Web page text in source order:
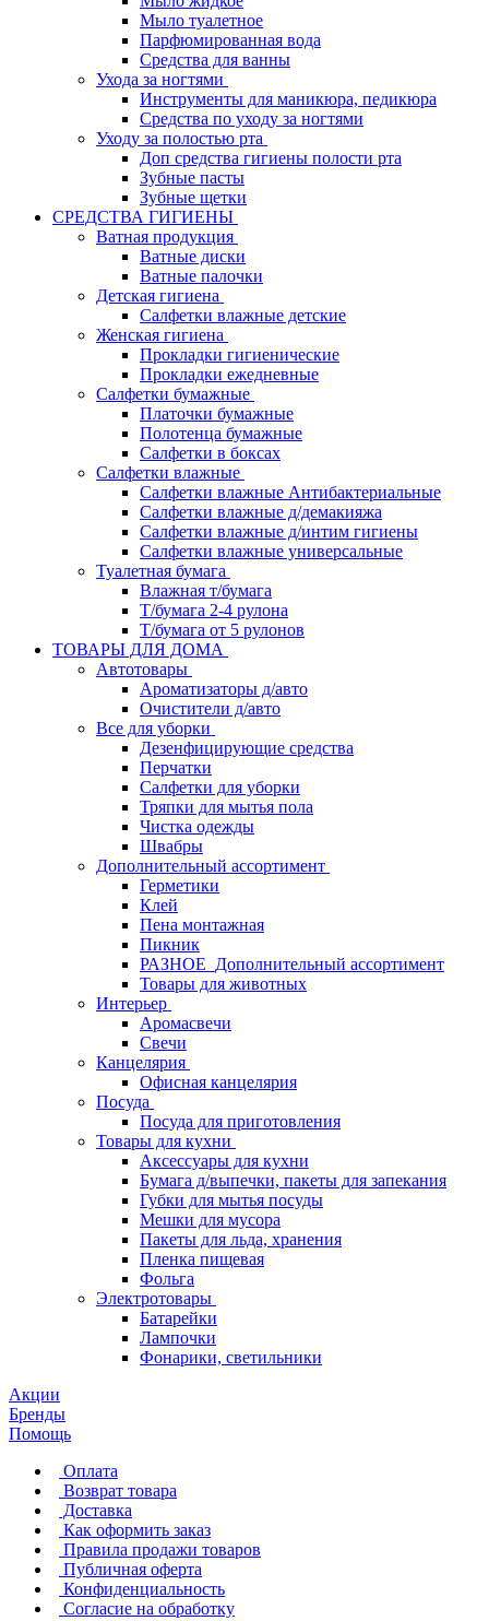
Мыло туалетное
Парфюмированная вода
Средства для ванны
Ухода за ногтями
Инструменты для маникюра, педикюра
Средства по уходу за ногтями
Уходу за полостью рта
Доп средства гигиены полости рта
Зубные пасты
Зубные щетки
СРЕДСТВА ГИГИЕНЫ
Ватная продукция
Ватные диски
Ватные палочки
Детская гигиена
Салфетки влажные детские
Женская гигиена
Прокладки гигиенические
Прокладки ежедневные
Салфетки бумажные
Платочки бумажные
Полотенца бумажные
Салфетки в боксах
Салфетки влажные
Салфетки влажные Антибактериальные
Салфетки влажные д/демакияжа
Салфетки влажные д/интим гигиены
Салфетки влажные универсальные
Туалетная бумага
Влажная т/бумага
Т/бумага 2-4 рулона
Т/бумага от 5 рулонов
ТОВАРЫ ДЛЯ ДОМА
Автотовары
Ароматизаторы д/авто
Очистители д/авто
Все для уборки
Дезенфицирующие средства
Перчатки
Салфетки для уборки
Тряпки для мытья пола
Чистка одежды
Швабры
Дополнительный ассортимент
Герметики
Клей
Пена монтажная
Пикник
РАЗНОЕ_Дополнительный ассортимент
Товары для животных
Интерьер
Аромасвечи
Свечи
Канцелярия
Офисная канцелярия
Посуда
Посуда для приготовления
Товары для кухни
Аксессуары для кухни
Бумага д/выпечки, пакеты для запекания
Губки для мытья посуды
Мешки для мусора
Пакеты для льда, хранения
Пленка пищевая
Фольга
Электротовары
Батарейки
Лампочки
Фонарики, светильники
Акции
Бренды
Помощь
Оплата
Возврат товара
Доставка
Как оформить заказ
Правила продажи товаров
Публичная оферта
Конфиденциальность
Согласие на обработку